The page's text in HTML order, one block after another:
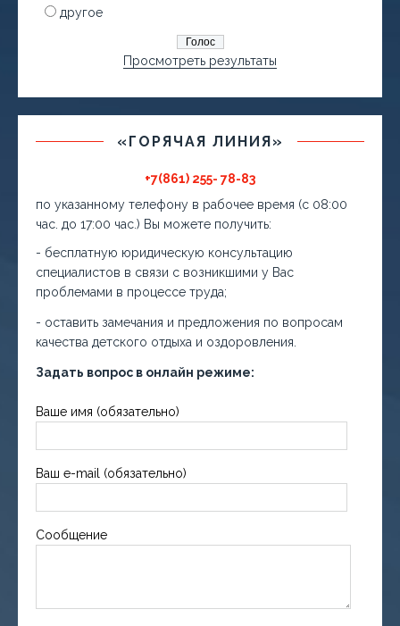
другое
Просмотреть результаты
«ГОРЯЧАЯ ЛИНИЯ»
+7(861) 255- 78-83
по указанному телефону в рабочее время (с 08:00
час. до 17:00 час.) Вы можете получить:
- бесплатную юридическую консультацию
специалистов в связи с возникшими у Вас
проблемами в процессе труда;
- оставить замечания и предложения по вопросам
качества детского отдыха и оздоровления.
Задать вопрос в онлайн режиме:
Ваше имя (обязательно)
Ваш e-mail (обязательно)
Сообщение